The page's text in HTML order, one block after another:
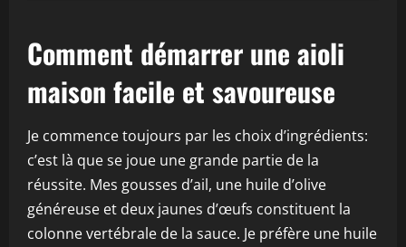
Comment démarrer une aioli
maison facile et savoureuse
Je commence toujours par les choix d’ingrédients:
c’est là que se joue une grande partie de la
réussite. Mes gousses d’ail, une huile d’olive
généreuse et deux jaunes d’œufs constituent la
colonne vertébrale de la sauce. Je préfère une huile